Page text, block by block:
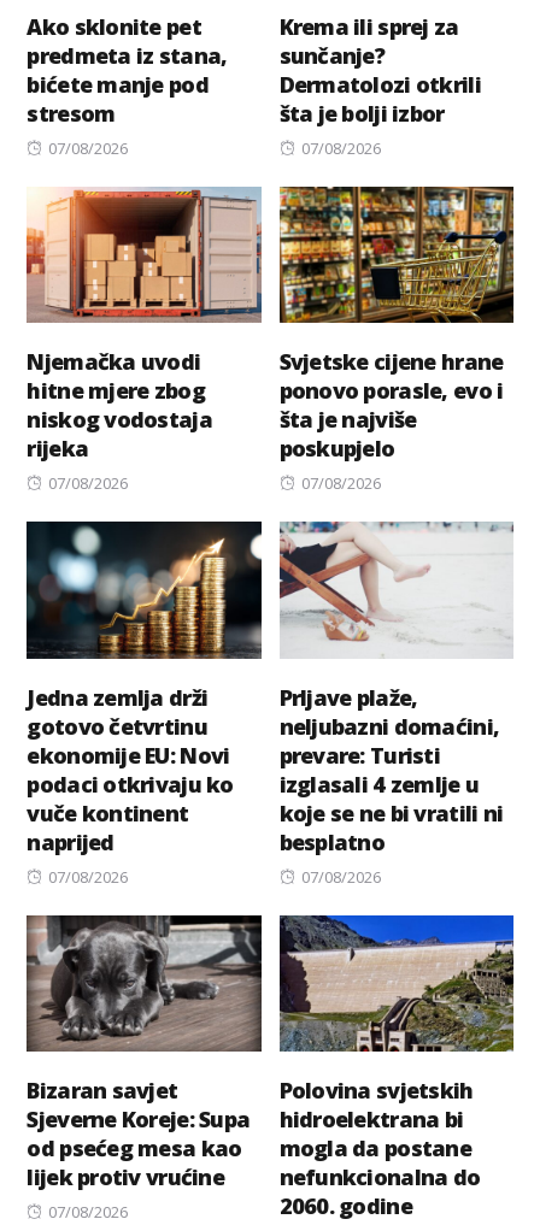
Ako sklonite pet
predmeta iz stana,
bićete manje pod
stresom
Posted
07/08/2026
Krema ili sprej za
sunčanje?
Dermatolozi otkrili
šta je bolji izbor
Posted
07/08/2026
Njemačka uvodi
hitne mjere zbog
niskog vodostaja
rijeka
Posted
07/08/2026
Svjetske cijene hrane
ponovo porasle, evo i
šta je najviše
poskupjelo
Posted
07/08/2026
Jedna zemlja drži
gotovo četvrtinu
ekonomije EU: Novi
podaci otkrivaju ko
vuče kontinent
naprijed
Posted
07/08/2026
Prljave plaže,
neljubazni domaćini,
prevare: Turisti
izglasali 4 zemlje u
koje se ne bi vratili ni
besplatno
Posted
07/08/2026
Bizaran savjet
Sjeverne Koreje: Supa
od psećeg mesa kao
lijek protiv vrućine
Posted
07/08/2026
Polovina svjetskih
hidroelektrana bi
mogla da postane
nefunkcionalna do
2060. godine